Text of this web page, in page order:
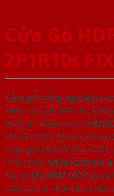
Cửa Gỗ
2P1R10s FIX
Cửa gỗ công nghiệp
hiệu sản phẩm các
thống Showroom
phân phối những dòng
cao, giá thành phù hợp
Trên hết, SAIGONDOOR
hàng ƯU ĐÃI CAOđi
cửa gỗ và cả phân khúc